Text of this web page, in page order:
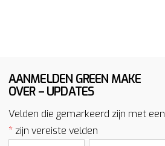
AANMELDEN GREEN MAKE
OVER – UPDATES
Velden die gemarkeerd zijn met een
*zijn vereiste velden